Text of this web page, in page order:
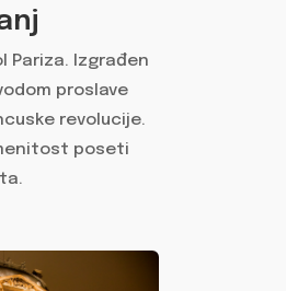
Pariza. Izgrađen
proslave
revolucije.
poseti